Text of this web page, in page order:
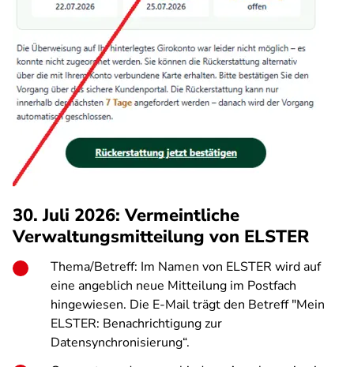
30. Juli 2026: Vermeintliche
Verwaltungsmitteilung von ELSTER
Thema/Betreff: Im Namen von ELSTER wird auf
eine angeblich neue Mitteilung im Postfach
hingewiesen. Die E-Mail trägt den Betreff "Mein
ELSTER: Benachrichtigung zur
Datensynchronisierung“.